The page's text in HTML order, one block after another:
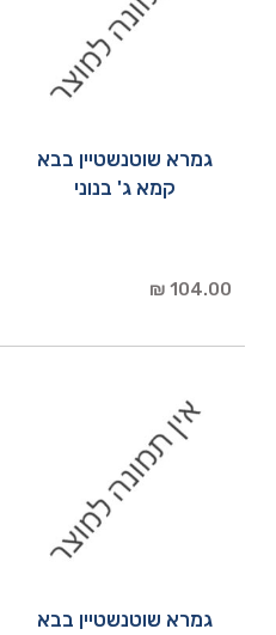
גמרא שוטנשטיין בבא
קמא ג' בנוני
104.00 ₪
גמרא שוטנשטיין בבא